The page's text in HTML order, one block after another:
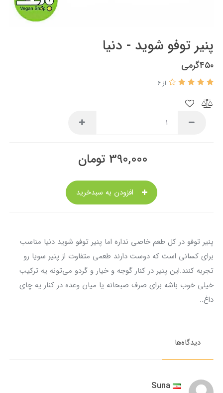
پنیر توفو شوید - دنیا
۴۵۰گرمی
از 6
390,000 تومان
پنیر توفو در کل طعم خاصی نداره اما پنیر توفو شوید دنیا مناسب
برای کسانی است که دوست دارند طعمی متفاوت از پنیر سویا رو
تجربه کنند.این پنیر در کنار گوجه و خیار و گردو می‌تونه یه ترکیب
خیلی خوب باشه برای صرف صبحانه یا میان وعده در کنار یه چای
داغ..
دیدگاه‌ها
Suna